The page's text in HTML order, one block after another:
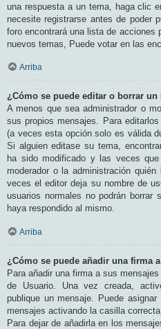
una respuesta a un tema, haga clic
necesite registrarse antes de poder
foro encontrará una lista de acciones
nuevos temas, Puede votar en las
Arriba
¿Cómo se puede editar o borrar un
A menos que sea administrador o
sus propios mensajes. Para
(a veces esta opción solo es válida
Si alguien editase su tema,
ha sido modificado y las veces
moderador o la administración
veces el editor deja su nombre de
usuarios normales no podrán borrar
haya respondido al mismo.
Arriba
¿Cómo se puede añadir una firma
Para añadir una firma a sus
de Usuario. Una vez creada,
publique un mensaje. Puede
mensajes activando la casilla
Para dejar de añadirla en los